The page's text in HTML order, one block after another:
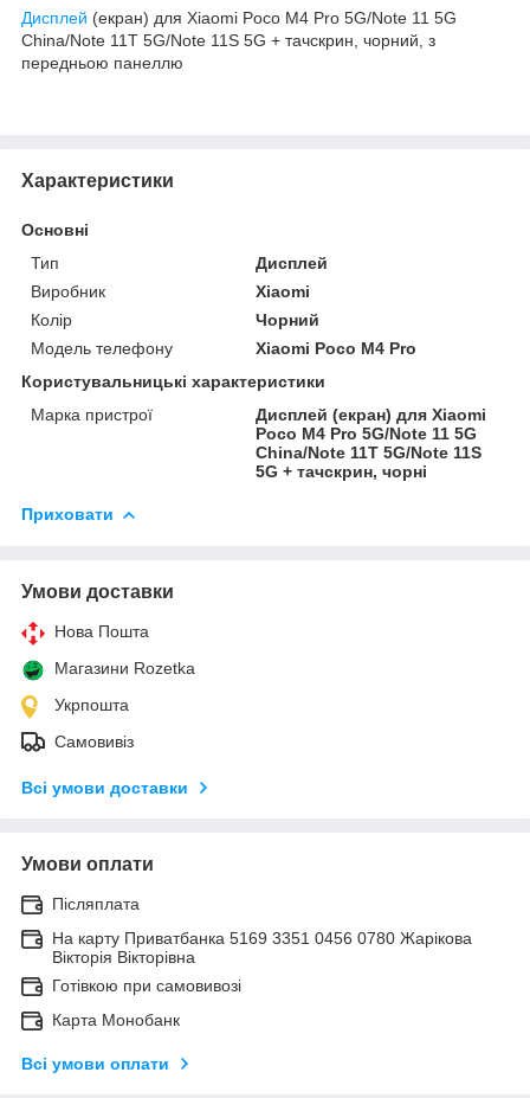
Дисплей (екран) для Xiaomi Poco M4 Pro 5G/Note 11 5G
China/Note 11T 5G/Note 11S 5G + тачскрин, чорний, з
передньою панеллю
Характеристики
Основні
Тип
Дисплей
Виробник
Xiaomi
Колір
Чорний
Модель телефону
Xiaomi Poco M4 Pro
Користувальницькі характеристики
Марка пристрої
Дисплей (екран) для Xiaomi
Poco M4 Pro 5G/Note 11 5G
China/Note 11T 5G/Note 11S
5G + тачскрин, чорні
Приховати
Умови доставки
Нова Пошта
Магазини Rozetka
Укрпошта
Самовивіз
Всі умови доставки
Умови оплати
Післяплата
На карту Приватбанка 5169 3351 0456 0780 Жарікова
Вікторія Вікторівна
Готівкою при самовивозі
Карта Монобанк
Всі умови оплати